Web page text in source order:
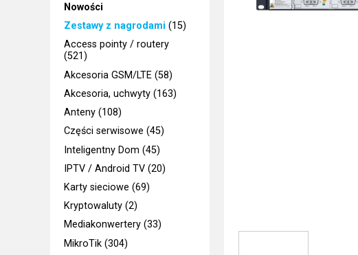
Nowości
Zestawy z nagrodami (15)
Access pointy / routery
(521)
Akcesoria GSM/LTE (58)
Akcesoria, uchwyty (163)
Anteny (108)
Części serwisowe (45)
Inteligentny Dom (45)
IPTV / Android TV (20)
Karty sieciowe (69)
Kryptowaluty (2)
Mediakonwertery (33)
MikroTik (304)